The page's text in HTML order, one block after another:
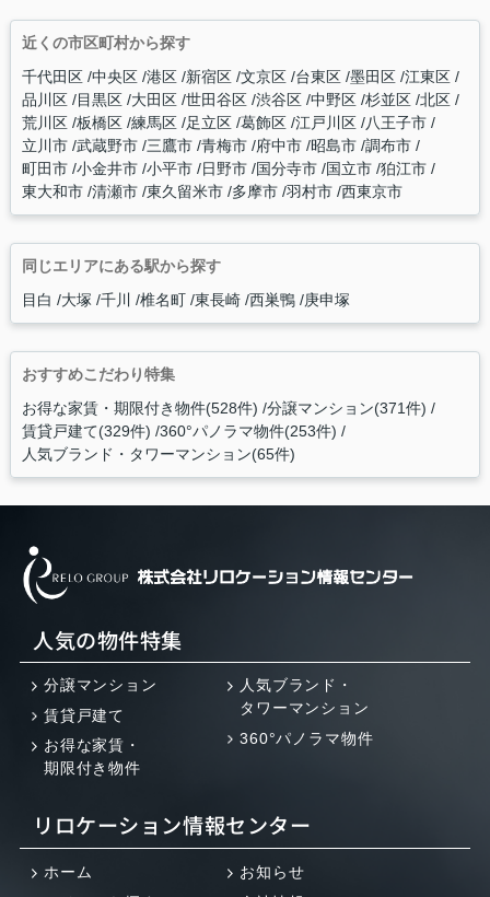
近くの市区町村から探す
千代田区 中央区 港区 新宿区 文京区 台東区 墨田区 江東区
品川区 目黒区 大田区 世田谷区 渋谷区 中野区 杉並区 北区
荒川区 板橋区 練馬区 足立区 葛飾区 江戸川区 八王子市
立川市 武蔵野市 三鷹市 青梅市 府中市 昭島市 調布市
町田市 小金井市 小平市 日野市 国分寺市 国立市 狛江市
東大和市 清瀬市 東久留米市 多摩市 羽村市 西東京市
同じエリアにある駅から探す
目白
大塚 千川 椎名町 東長崎 西巣鴨 庚申塚
おすすめこだわり特集
お得な家賃・期限付き物件(528件) 分譲マンション(371件)
賃貸戸建て(329件) 360°パノラマ物件(253件)
人気ブランド・タワーマンション(65件)
人気の物件特集
分譲マンション
賃貸戸建て
お得な家賃・
期限付き物件
人気ブランド・
タワーマンション
360°パノラマ物件
リロケーション情報センター
ホーム
お知らせ